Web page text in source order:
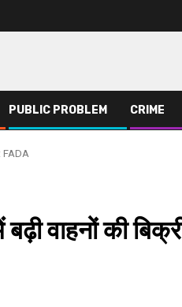
PUBLIC PROBLEM CRIME
FADA
वाहनों की